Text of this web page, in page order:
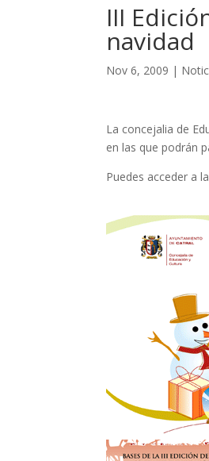
III
navidad
Nov 6, 2009 |
La concejalia de
en las que podrán
Puedes acceder a